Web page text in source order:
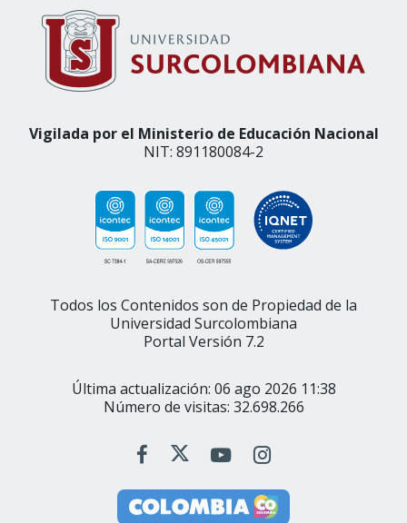
Vigilada por el Ministerio de Educación Nacional
NIT: 891180084-2
Todos los Contenidos son de Propiedad de la
Universidad Surcolombiana
Portal Versión 7.2
Última actualización: 06 ago 2026 11:38
Número de visitas: 32.698.266